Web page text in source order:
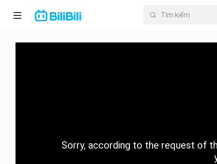
Trang chủ
Sorry, according to the request of